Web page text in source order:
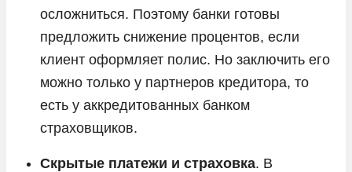
осложниться. Поэтому банки готовы
предложить снижение процентов, если
клиент оформляет полис. Но заключить его
можно только у партнеров кредитора, то
есть у аккредитованных банком
страховщиков.
Скрытые платежи и страховка. В